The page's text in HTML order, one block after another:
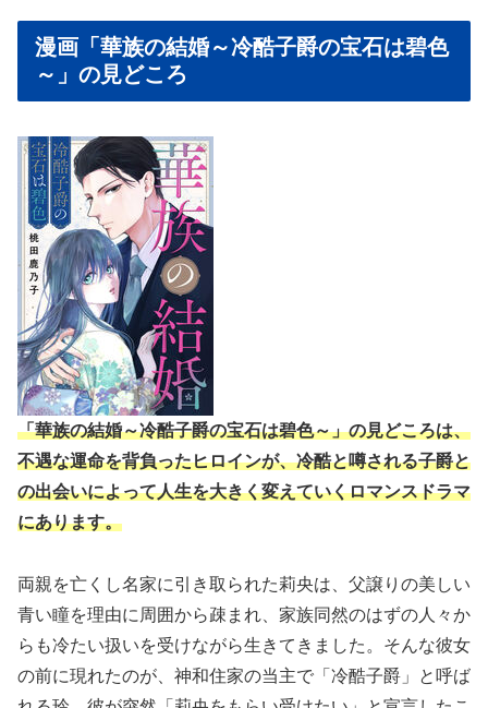
漫画「華族の結婚～冷酷子爵の宝石は碧色
～」の見どころ
「華族の結婚～冷酷子爵の宝石は碧色～」の見どころは、
不遇な運命を背負ったヒロインが、冷酷と噂される子爵と
の出会いによって人生を大きく変えていくロマンスドラマ
にあります。
両親を亡くし名家に引き取られた莉央は、父譲りの美しい
青い瞳を理由に周囲から疎まれ、家族同然のはずの人々か
らも冷たい扱いを受けながら生きてきました。そんな彼女
の前に現れたのが、神和住家の当主で「冷酷子爵」と呼ば